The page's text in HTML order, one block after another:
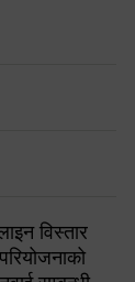
विस्तार